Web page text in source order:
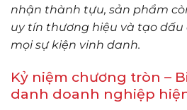
nhận thành tựu, sản phẩm
uy tín thương hiệu và tạo
mọi sự kiện vinh danh.
Kỷ niệm chương tròn –
danh doanh nghiệp